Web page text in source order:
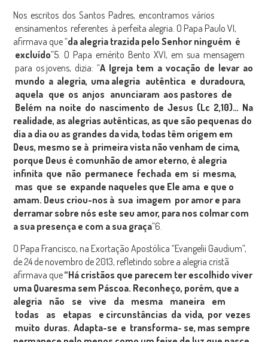
Nos escritos dos Santos Padres, encontramos vários
ensinamentos referentes à perfeita alegria. O Papa Paulo VI,
afirmava que “da alegria trazida pelo Senhor ninguém é
excluído”5. O Papa emérito Bento XVI, em sua mensagem
para os jovens, dizia: “A Igreja tem a vocação de levar ao
mundo a alegria, uma alegria autêntica e duradoura,
aquela que os anjos anunciaram aos pastores de
Belém na noite do nascimento de Jesus (Lc 2,10)… Na
realidade, as alegrias autênticas, as que são pequenas do
dia a dia ou as grandes da vida, todas têm origem em
Deus, mesmo se à primeira vista não venham de cima,
porque Deus é comunhão de amor eterno, é alegria
infinita que não permanece fechada em si mesma,
mas que se expande naqueles que Ele ama e que o
amam. Deus criou-nos à sua imagem por amor e para
derramar sobre nós este seu amor, para nos colmar com
a sua presença e com a sua graça”6.
O Papa Francisco, na Exortação Apostólica “Evangelii Gaudium”,
de 24 de novembro de 2013, refletindo sobre a alegria cristã
afirmava que“Há cristãos que parecem ter escolhido viver
uma Quaresma sem Páscoa. Reconheço, porém, que a
alegria não se vive da mesma maneira em
todas as etapas e circunstâncias da vida, por vezes
muito duras. Adapta-se e transforma- se, mas sempre